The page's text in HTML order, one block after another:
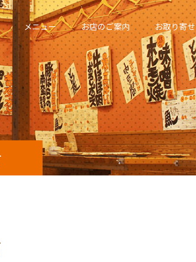
メニュー お店のご案内 お取り寄せ